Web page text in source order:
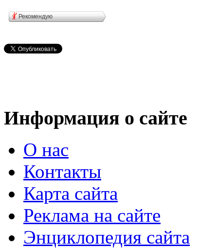
Рекомендую
Информация о сайте
О нас
Контакты
Карта сайта
Реклама на сайте
Энциклопедия сайта